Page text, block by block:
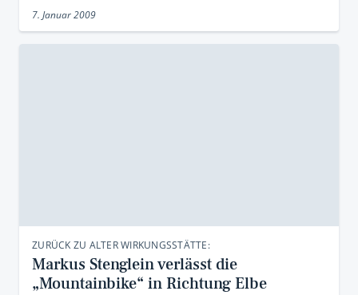
7. Januar 2009
ZURÜCK ZU ALTER WIRKUNGSSTÄTTE:
Markus Stenglein verlässt die
„Mountainbike“ in Richtung Elbe